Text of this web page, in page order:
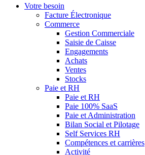
Votre besoin
Facture Électronique
Commerce
Gestion Commerciale
Saisie de Caisse
Engagements
Achats
Ventes
Stocks
Paie et RH
Paie et RH
Paie 100% SaaS
Paie et Administration
Bilan Social et Pilotage
Self Services RH
Compétences et carrières
Activité